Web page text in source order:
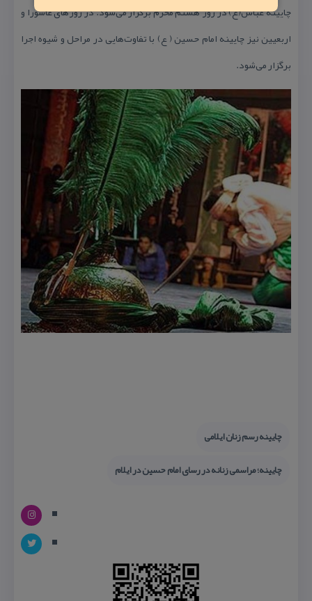
چایینه عباس(ع) در روز هشتم محرم برگزار می‌شود. در روزهای عاشورا و
اربعیین نیز چایینه امام حسین ( ع) با تفاوت‌هایی در مراحل و شیوه اجرا
برگزار می‌شود.
چایینه رسم زنان ایلامی
چایینه؛ مراسمی زنانه در رسای امام حسین در ایلام